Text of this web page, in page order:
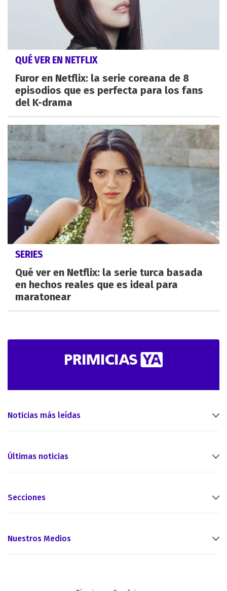
QUÉ VER EN NETFLIX
Furor en Netflix: la serie coreana de 8
episodios que es perfecta para los fans
del K-drama
SERIES
Qué ver en Netflix: la serie turca basada
en hechos reales que es ideal para
maratonear
Noticias más leídas
Últimas noticias
Secciones
Nuestros Medios